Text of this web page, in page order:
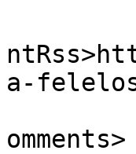
a-
omments>